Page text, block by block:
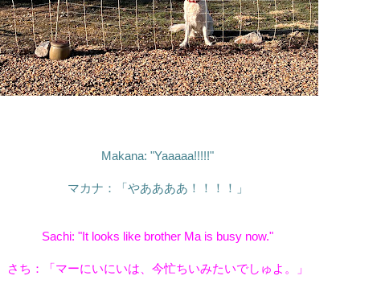
Makana: "Yaaaaa!!!!!"
マカナ：「やああああ！！！！」
Sachi: "It looks like brother Ma is busy now."
さち：「マーにいにいは、今忙ちいみたいでしゅよ。」